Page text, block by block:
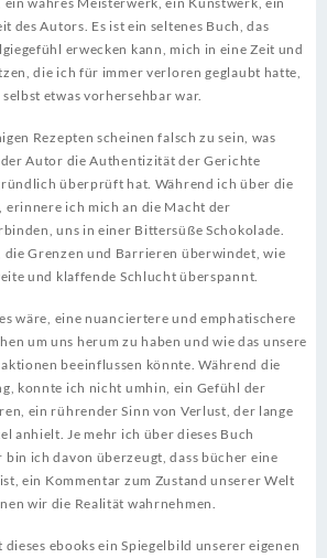
des Autors. Es ist ein seltenes Buch, das
erwecken kann, mich in eine Zeit und
die ich für immer verloren geglaubt hatte,
etwas vorhersehbar war.
Rezepten scheinen falsch zu sein, was
Autor die Authentizität der Gerichte
überprüft hat. Während ich über die
erinnere ich mich an die Macht der
uns in einer Bittersüße Schokolade.
die Grenzen und Barrieren überwindet, wie
und klaffende Schlucht überspannt.
wäre, eine nuanciertere und emphatischere
um uns herum zu haben und wie das unsere
beeinflussen könnte. Während die
konnte ich nicht umhin, ein Gefühl der
ein rührender Sinn von Verlust, der lange
anhielt. Je mehr ich über dieses Buch
bin ich davon überzeugt, dass bücher eine
ein Kommentar zum Zustand unserer Welt
wir die Realität wahrnehmen.
ebooks ein Spiegelbild unserer eigenen